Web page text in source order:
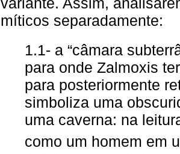
míticos separadamente:
1.1- a “câmara
para onde Zalmoxis
para posteriormente
simboliza uma
uma caverna: na
como um homem em